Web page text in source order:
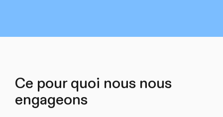
Ce pour quoi nous nous
engageons